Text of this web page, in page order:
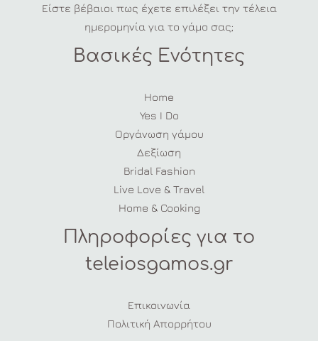
Είστε βέβαιοι πως έχετε επιλέξει την τέλεια
ημερομηνία για το γάμο σας;
Βασικές Ενότητες
Home
Yes I Do
Οργάνωση γάμου
Δεξίωση
Bridal Fashion
Live Love & Travel
Home & Cooking
Πληροφορίες για το
teleiosgamos.gr
Επικοινωνία
Πολιτική Απορρήτου